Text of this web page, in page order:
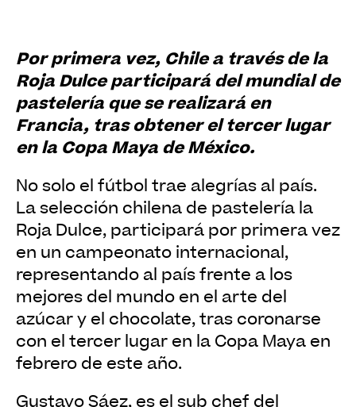
Por primera vez, Chile a través de la
Roja Dulce participará del mundial de
pastelería que se realizará en
Francia, tras obtener el tercer lugar
en la Copa Maya de México.
No solo el fútbol trae alegrías al país.
La selección chilena de pastelería la
Roja Dulce, participará por primera vez
en un campeonato internacional,
representando al país frente a los
mejores del mundo en el arte del
azúcar y el chocolate, tras coronarse
con el tercer lugar en la Copa Maya en
febrero de este año.
Gustavo Sáez, es el sub chef del